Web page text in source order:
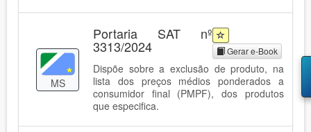
MS
Portaria SAT nº
3313/2024 Gerar e-Book
Dispõe sobre a exclusão de produto, na
lista dos preços médios ponderados a
consumidor final (PMPF), dos produtos
que especifica.